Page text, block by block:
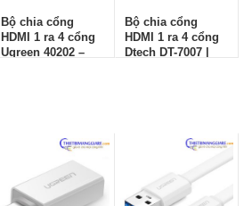
Bộ chia cổng
HDMI 1 ra 4 cổng
Ugreen 40202 –
Bộ chia cổng
HDMI 1 ra 4 cổng
Dtech DT-7007 |